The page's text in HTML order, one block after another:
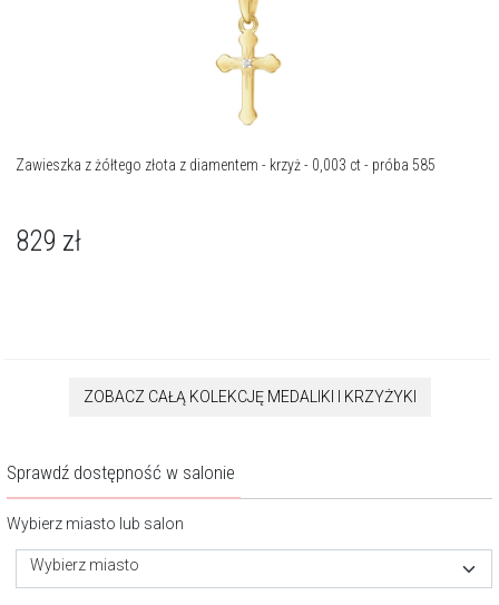
Zawieszka z żółtego złota z diamentem - krzyż - 0,003 ct - próba 585
829 zł
ZOBACZ CAŁĄ KOLEKCJĘ MEDALIKI I KRZYŻYKI
Sprawdź dostępność w salonie
Wybierz miasto lub salon
Wybierz miasto